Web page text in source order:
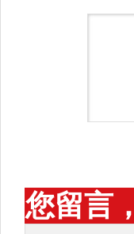
您留言